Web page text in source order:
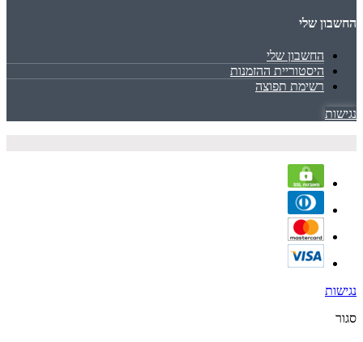
החשבון שלי
החשבון שלי
היסטוריית ההזמנות
רשימת תפוצה
נגישות
נגישות
סגור